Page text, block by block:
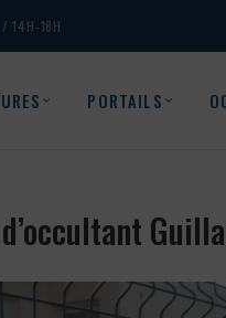
14H-18H
PORTAILS